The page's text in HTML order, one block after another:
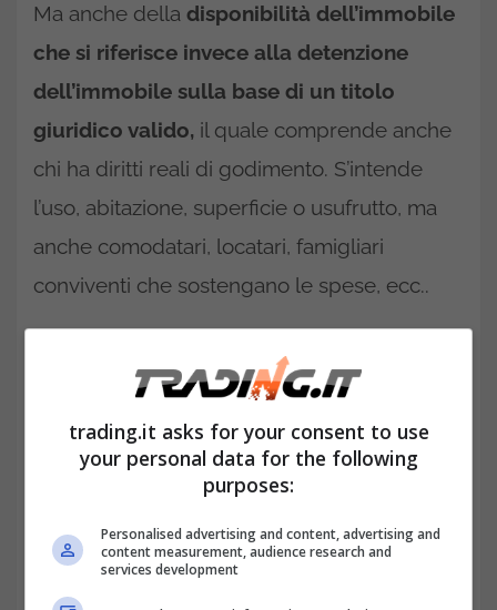
Ma anche della disponibilità dell’immobile
che si riferisce invece alla detenzione
dell’immobile sulla base di un titolo
giuridico valido, il quale comprende anche
chi ha diritti reali di godimento. S’intende
l’uso, abitazione, superficie o usufrutto, ma
anche comodatari, locatari, famigliari
conviventi che sostengano le spese, ecc..
Cosa comporta la differenza tra
disponibilità dell’immobile e
diritto di proprietà
trading.it asks for your consent to use
your personal data for the following
purposes:
Personalised advertising and content, advertising and
content measurement, audience research and
services development